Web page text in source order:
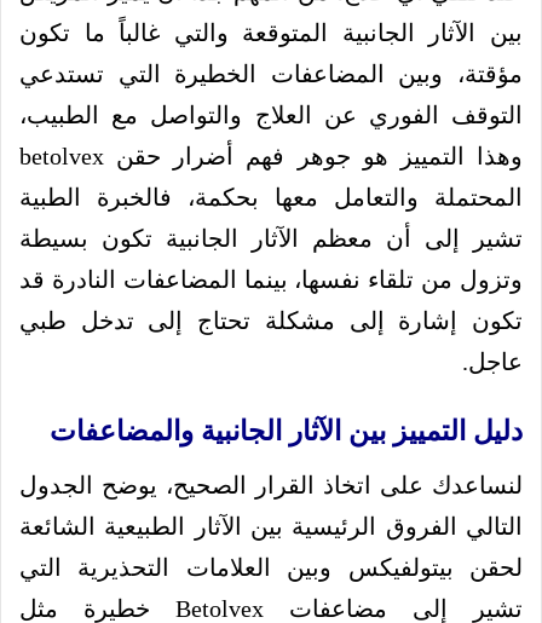
بين الآثار الجانبية المتوقعة والتي غالباً ما تكون
مؤقتة، وبين المضاعفات الخطيرة التي تستدعي
التوقف الفوري عن العلاج والتواصل مع الطبيب،
وهذا التمييز هو جوهر فهم أضرار حقن betolvex
المحتملة والتعامل معها بحكمة، فالخبرة الطبية
تشير إلى أن معظم الآثار الجانبية تكون بسيطة
وتزول من تلقاء نفسها، بينما المضاعفات النادرة قد
تكون إشارة إلى مشكلة تحتاج إلى تدخل طبي
عاجل.
دليل التمييز بين الآثار الجانبية والمضاعفات
لنساعدك على اتخاذ القرار الصحيح، يوضح الجدول
التالي الفروق الرئيسية بين الآثار الطبيعية الشائعة
لحقن بيتولفيكس وبين العلامات التحذيرية التي
تشير إلى مضاعفات Betolvex خطيرة مثل